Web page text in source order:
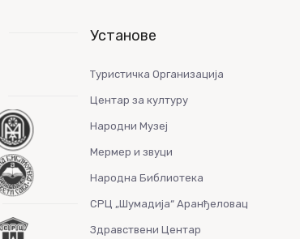
Установе
Туристичка Организација
Центар за културу
Народни Музеј
Мермер и звуци
Народна Библиотека
СРЦ „Шумадија“ Аранђеловац
Здравствени Центар